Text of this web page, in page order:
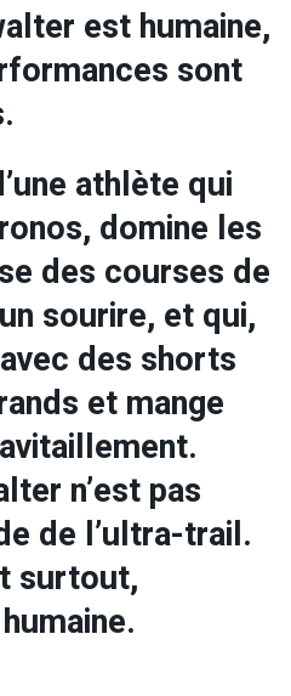
est humaine,
sont
athlète qui
domine les
des courses de
sourire, et qui,
des shorts
et mange
n’est pas
de l’ultra-trail.
surtout,